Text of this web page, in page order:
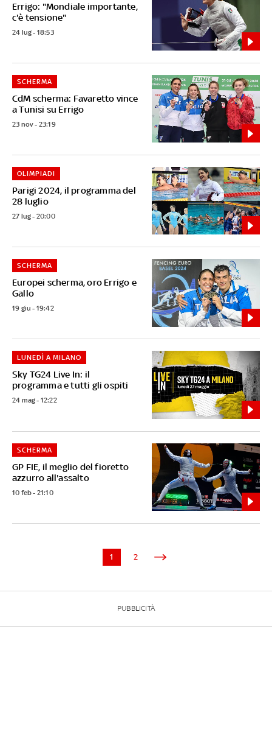
Errigo: "Mondiale importante,
c'è tensione"
24 lug - 18:53
CdM scherma: Favaretto vince
a Tunisi su Errigo
SCHERMA
23 nov - 23:19
Parigi 2024, il programma del
28 luglio
OLIMPIADI
27 lug - 20:00
Europei scherma, oro Errigo e
Gallo
SCHERMA
19 giu - 19:42
Sky TG24 Live In: il
programma e tutti gli ospiti
LUNEDÌ A MILANO
24 mag - 12:22
GP FIE, il meglio del fioretto
azzurro all'assalto
SCHERMA
10 feb - 21:10
1 2
PUBBLICITÀ